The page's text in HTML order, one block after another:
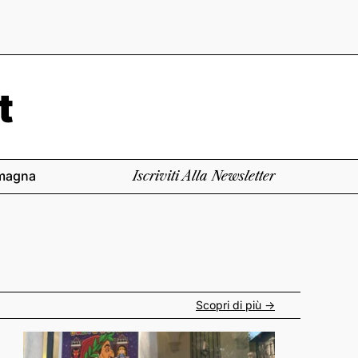
Iscriviti Alla Newsletter
Scopri di più ->